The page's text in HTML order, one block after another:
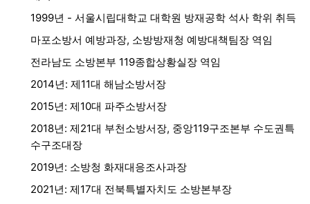
1999년 - 서울시립대학교 대학원 방재공학 석사 학위 취득
마포소방서 예방과장, 소방방재청 예방대책팀장 역임
전라남도 소방본부 119종합상황실장 역임
2014년: 제11대 해남소방서장
2015년: 제10대 파주소방서장
2018년: 제21대 부천소방서장, 중앙119구조본부 수도권특
수구조대장
2019년: 소방청 화재대응조사과장
2021년: 제17대 전북특별자치도 소방본부장